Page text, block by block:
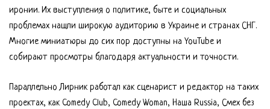
иронии. Их выступления о политике, быте и социальных
проблемах нашли широкую аудиторию в Украине и странах СНГ.
Многие миниатюры до сих пор доступны на YouTube и
собирают просмотры благодаря актуальности и точности.
Параллельно Лирник работал как сценарист и редактор на таких
проектах, как Comedy Club, Comedy Woman, Наша Russia, Смех без